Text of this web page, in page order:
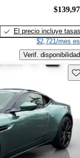
El precio incluye tasas
$2,721/mes
Verif. disponibilidad